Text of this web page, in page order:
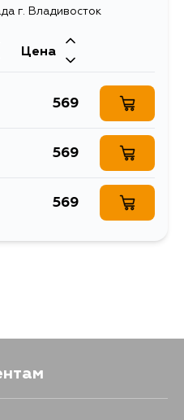
Cruiser (J80) 89-97
(Справа)
Двигатель
1FZFE, 1HZ, 1HDT,
г. Владивосток
Цена
569
569
569